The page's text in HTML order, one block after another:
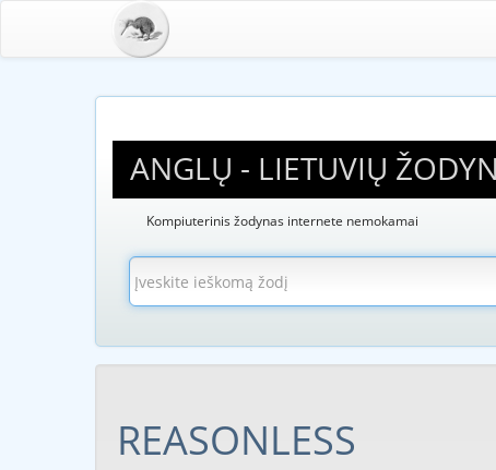
ANGLŲ - LIETUVIŲ
Kompiuterinis žodynas internete nemokamai
REASONLESS